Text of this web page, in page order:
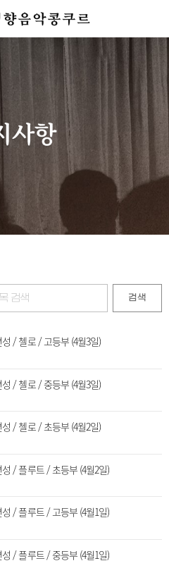
검색
/ 첼로 / 고등부 (4월3일)
/ 첼로 / 중등부 (4월3일)
/ 첼로 / 초등부 (4월2일)
/ 플루트 / 초등부 (4월2일)
/ 플루트 / 고등부 (4월1일)
/ 플루트 / 중등부 (4월1일)